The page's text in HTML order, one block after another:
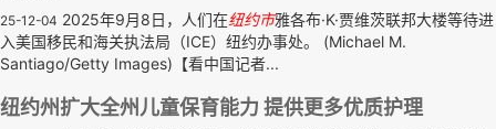
25-12-04 2025年9月8日，人们在纽约市雅各布·K·贾维茨联邦大楼等待进
入美国移民和海关执法局（ICE）纽约办事处。 (Michael M.
Santiago/Getty Images)【看中国记者...
纽约州扩大全州儿童保育能力 提供更多优质护理